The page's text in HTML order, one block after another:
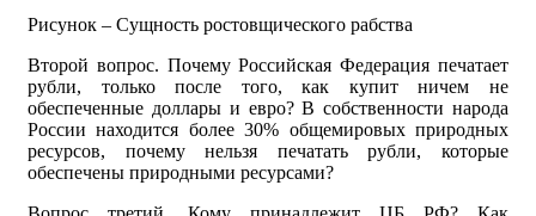
Рисунок – Сущность ростовщического рабства
Второй вопрос. Почему Российская Федерация печатает
рубли, только после того, как купит ничем не
обеспеченные доллары и евро? В собственности народа
России находится более 30% общемировых природных
ресурсов, почему нельзя печатать рубли, которые
обеспечены природными ресурсами?